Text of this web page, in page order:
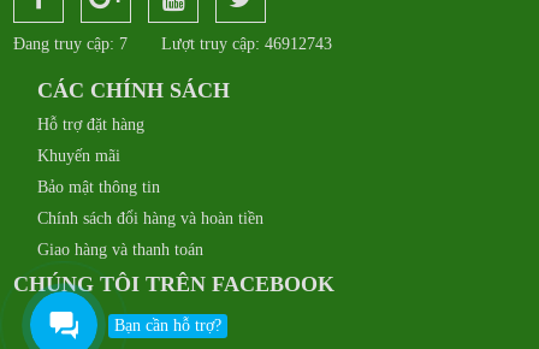
Đang truy cập: 7 Lượt truy cập: 46912743
CÁC CHÍNH SÁCH
Hỗ trợ đặt hàng
Khuyến mãi
Bảo mật thông tin
Chính sách đổi hàng và hoàn tiền
Giao hàng và thanh toán
CHÚNG TÔI TRÊN FACEBOOK
Bạn cần hỗ trợ?